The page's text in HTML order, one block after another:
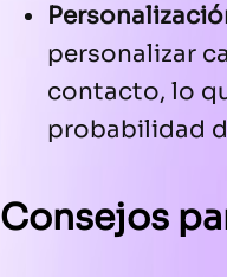
personalizar
contacto, lo
probabilidad
Consejos